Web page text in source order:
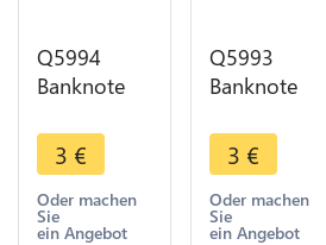
Q5994
Banknote
Sen1964
UNC ->
Make offer
3 €
Oder machen
Sie
ein Angebot
Q5993
Banknote
Sen1964
UNC ->
Make offer
3 €
Oder machen
Sie
ein Angebot